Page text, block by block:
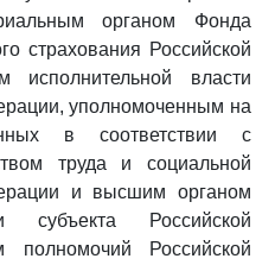
органом Фонда
страхования Российской
исполнительной власти
уполномоченным на
в соответствии с
труда и социальной
и высшим органом
субъекта Российской
полномочий Российской